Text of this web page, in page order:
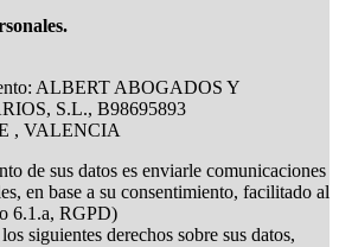
ALBERT ABOGADOS Y
S.L., B98695893
, VALENCIA
de sus datos es enviarle comunicaciones
en base a su consentimiento, facilitado al
6.1.a, RGPD)
siguientes derechos sobre sus datos,